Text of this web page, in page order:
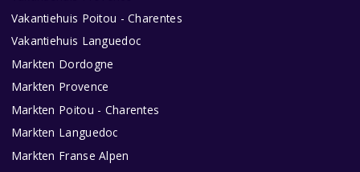
Vakantiehuis Poitou - Charentes
Vakantiehuis Languedoc
Markten Dordogne
Markten Provence
Markten Poitou - Charentes
Markten Languedoc
Markten Franse Alpen